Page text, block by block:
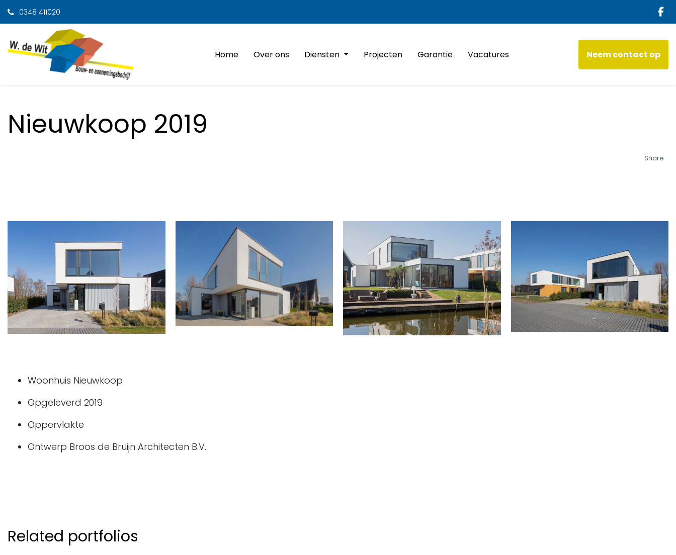
0348 411020
Home Over ons Diensten Projecten Garantie Vacatures Neem contact op
Nieuwkoop 2019
Share
Woonhuis Nieuwkoop
Opgeleverd 2019
Oppervlakte
Ontwerp Broos de Bruijn Architecten B.V.
Related portfolios